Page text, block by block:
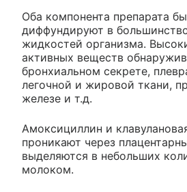
Оба компонента препарата
диффундируют в
жидкостей организма.
активных веществ
бронхиальном секрете,
легочной и жировой ткани,
железе и т.д.
Амоксициллин и
проникают через
выделяются в небольших
молоком.